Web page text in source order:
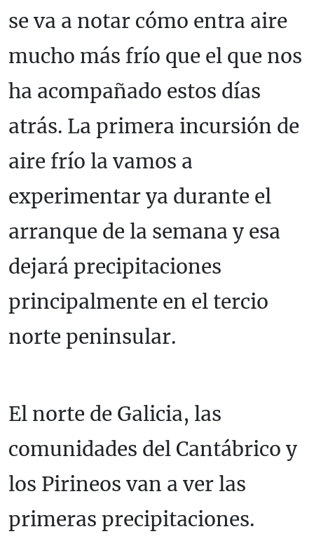
se va a notar cómo entra aire
mucho más frío que el que nos
ha acompañado estos días
atrás. La primera incursión de
aire frío la vamos a
experimentar ya durante el
arranque de la semana y esa
dejará precipitaciones
principalmente en el tercio
norte peninsular.
El norte de Galicia, las
comunidades del Cantábrico y
los Pirineos van a ver las
primeras precipitaciones.